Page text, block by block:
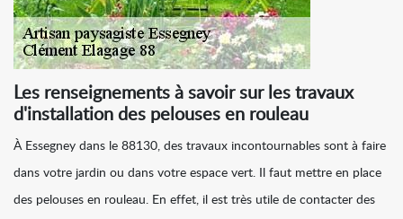
Les renseignements à savoir sur les travaux
d'installation des pelouses en rouleau
À Essegney dans le 88130, des travaux incontournables sont à faire
dans votre jardin ou dans votre espace vert. Il faut mettre en place
des pelouses en rouleau. En effet, il est très utile de contacter des